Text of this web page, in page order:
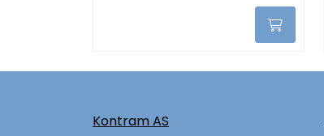
Kontram AS